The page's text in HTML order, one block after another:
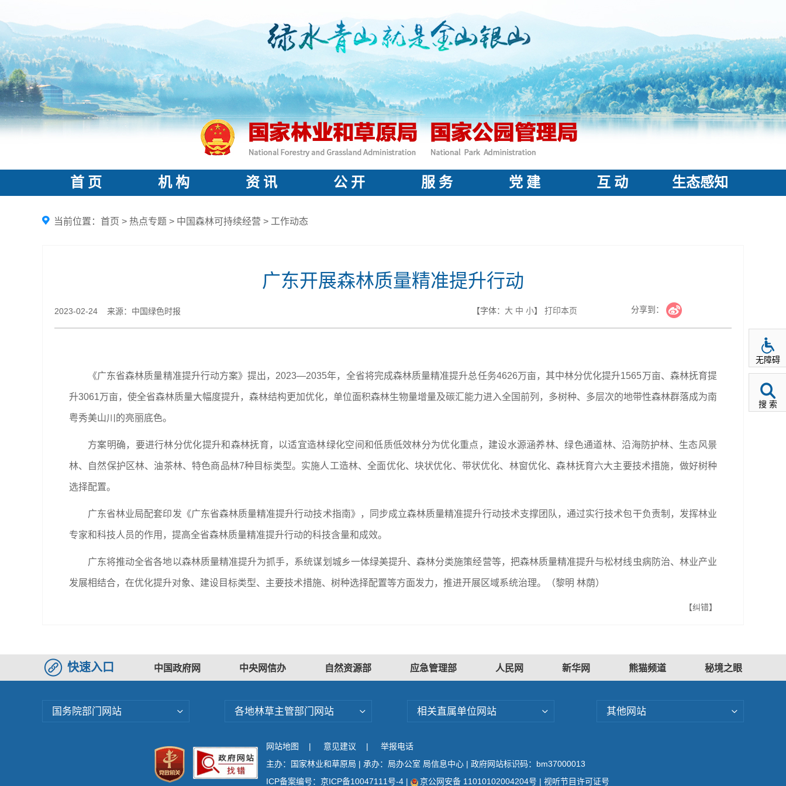
首 页 机 构 资 讯 公 开 服 务 党 建 互 动 生态感知
当前位置： 首页 > 热点专题 > 中国森林可持续经营 > 工作动态
广东开展森林质量精准提升行动
2023-02-24 来源：中国绿色时报 【字体： 大 中 小】 打印本页 分享到：
《广东省森林质量精准提升行动方案》提出，2023—2035年，全省将完成森林质量精准提升总任务4626万亩，其中林分优化提升1565万亩、森林抚育提
升3061万亩，使全省森林质量大幅度提升，森林结构更加优化，单位面积森林生物量增量及碳汇能力进入全国前列，多树种、多层次的地带性森林群落成为南
粤秀美山川的亮丽底色。
方案明确，要进行林分优化提升和森林抚育，以适宜造林绿化空间和低质低效林分为优化重点，建设水源涵养林、绿色通道林、沿海防护林、生态风景
林、自然保护区林、油茶林、特色商品林7种目标类型。实施人工造林、全面优化、块状优化、带状优化、林窗优化、森林抚育六大主要技术措施，做好树种
选择配置。
广东省林业局配套印发《广东省森林质量精准提升行动技术指南》，同步成立森林质量精准提升行动技术支撑团队，通过实行技术包干负责制，发挥林业
专家和科技人员的作用，提高全省森林质量精准提升行动的科技含量和成效。
广东将推动全省各地以森林质量精准提升为抓手，系统谋划城乡一体绿美提升、森林分类施策经营等，把森林质量精准提升与松材线虫病防治、林业产业
发展相结合，在优化提升对象、建设目标类型、主要技术措施、树种选择配置等方面发力，推进开展区域系统治理。（黎明 林荫）
【纠错】
快速入口 中国政府网 中央网信办 自然资源部 应急管理部 人民网 新华网 熊猫频道 秘境之眼
国务院部门网站 各地林草主管部门网站 相关直属单位网站 其他网站
网站地图 | 意见建议 |
举报电话
主办：国家林业和草原局 | 承办：局办公室 局信息中心 | 政府网站标识码：bm37000013
ICP备案编号：京ICP备10047111号-4 | 京公网安备 11010102004204号 | 视听节目许可证号
无障碍
搜 索